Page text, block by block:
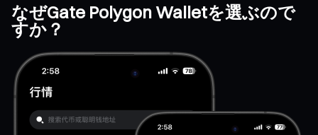
なぜGate Polygon Walletを選ぶので
すか？